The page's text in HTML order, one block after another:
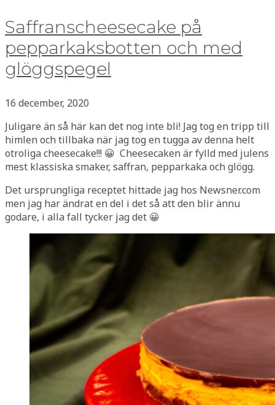
Saffranscheesecake på
pepparkaksbotten och med
glöggspegel
16 december, 2020
Juligare än så här kan det nog inte bli! Jag tog en tripp till
himlen och tillbaka när jag tog en tugga av denna helt
otroliga cheesecake!!! 😀 Cheesecaken är fylld med julens
mest klassiska smaker, saffran, pepparkaka och glögg.
Det ursprungliga receptet hittade jag hos Newsner.com
men jag har ändrat en del i det så att den blir ännu
godare, i alla fall tycker jag det 😀